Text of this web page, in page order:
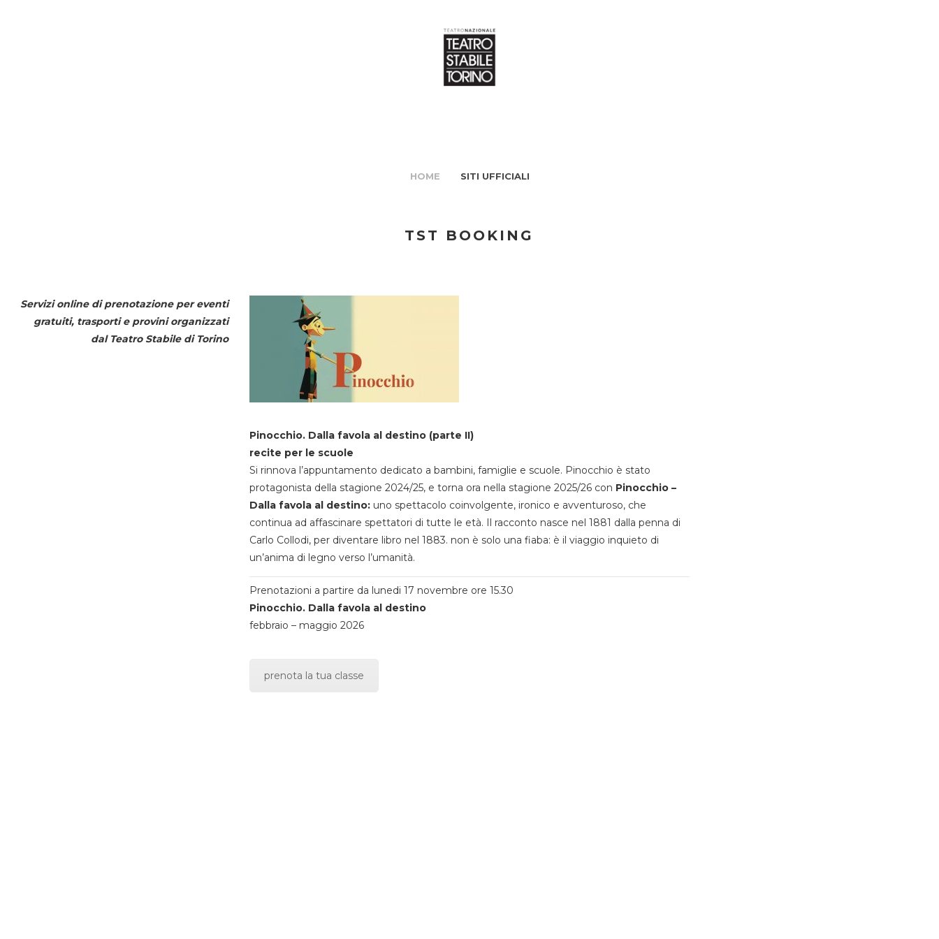
HOME SITI UFFICIALI
TST BOOKING
Servizi online di prenotazione per eventi
gratuiti, trasporti e provini organizzati
dal Teatro Stabile di Torino
Pinocchio. Dalla favola al destino (parte II)
recite per le scuole
Si rinnova l’appuntamento dedicato a bambini, famiglie e scuole. Pinocchio è stato
protagonista della stagione 2024/25, e torna ora nella stagione 2025/26 con Pinocchio –
Dalla favola al destino:uno spettacolo coinvolgente, ironico e avventuroso, che
continua ad affascinare spettatori di tutte le età. Il racconto nasce nel 1881 dalla penna di
Carlo Collodi, per diventare libro nel 1883. non è solo una fiaba: è il viaggio inquieto di
un’anima di legno verso l’umanità.
Prenotazioni a partire da lunedi 17 novembre ore 15.30
Pinocchio. Dalla favola al destino
febbraio – maggio 2026
prenota la tua classe